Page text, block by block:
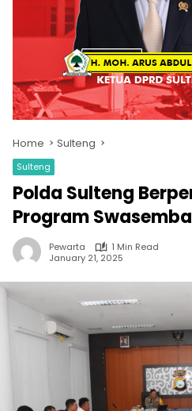
Home Sulteng
Sulteng
Polda Sulteng
Program
Pewarta
1 Min Read
January 21, 2025